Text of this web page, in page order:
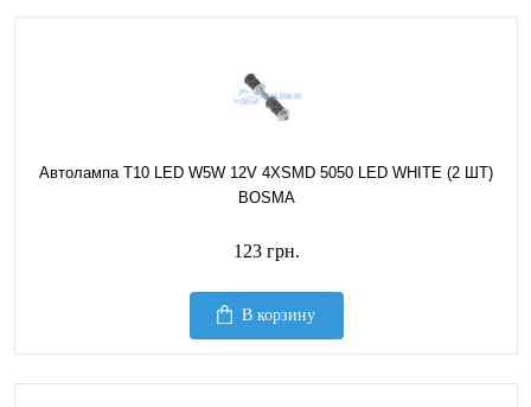
Автолампа T10 LED W5W 12V 4XSMD 5050 LED WHITE (2 ШТ)
BOSMA
123 грн.
В корзину